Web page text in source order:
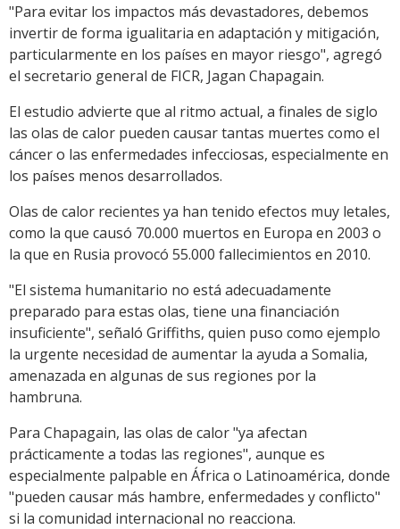
"Para evitar los impactos más devastadores, debemos
invertir de forma igualitaria en adaptación y mitigación,
particularmente en los países en mayor riesgo", agregó
el secretario general de FICR, Jagan Chapagain.
El estudio advierte que al ritmo actual, a finales de siglo
las olas de calor pueden causar tantas muertes como el
cáncer o las enfermedades infecciosas, especialmente en
los países menos desarrollados.
Olas de calor recientes ya han tenido efectos muy letales,
como la que causó 70.000 muertos en Europa en 2003 o
la que en Rusia provocó 55.000 fallecimientos en 2010.
"El sistema humanitario no está adecuadamente
preparado para estas olas, tiene una financiación
insuficiente", señaló Griffiths, quien puso como ejemplo
la urgente necesidad de aumentar la ayuda a Somalia,
amenazada en algunas de sus regiones por la
hambruna.
Para Chapagain, las olas de calor "ya afectan
prácticamente a todas las regiones", aunque es
especialmente palpable en África o Latinoamérica, donde
"pueden causar más hambre, enfermedades y conflicto"
si la comunidad internacional no reacciona.